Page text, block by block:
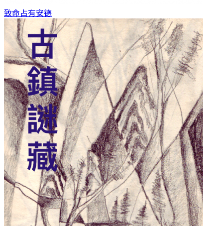
致命占有安德